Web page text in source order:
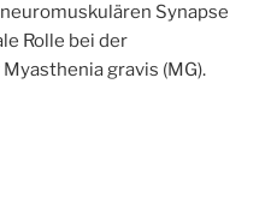
Synapse
Rolle bei der
gravis (MG).